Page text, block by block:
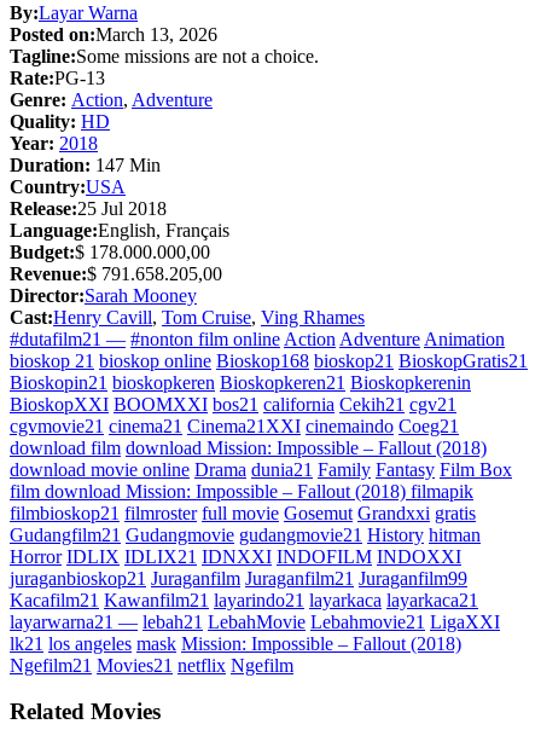
By:Layar Warna
Posted on:March 13, 2026
Tagline:Some missions are not a choice.
Rate:PG-13
Genre: Action, Adventure
Quality: HD
Year: 2018
Duration: 147 Min
Country:USA
Release:25 Jul 2018
Language:English, Français
Budget:$ 178.000.000,00
Revenue:$ 791.658.205,00
Director:Sarah Mooney
Cast:Henry Cavill, Tom Cruise, Ving Rhames
#dutafilm21 — #nonton film online Action Adventure Animation
bioskop 21 bioskop online Bioskop168 bioskop21 BioskopGratis21
Bioskopin21 bioskopkeren Bioskopkeren21 Bioskopkerenin
BioskopXXI BOOMXXI bos21 california Cekih21 cgv21
cgvmovie21 cinema21 Cinema21XXI cinemaindo Coeg21
download film download Mission: Impossible – Fallout (2018)
download movie online Drama dunia21 Family Fantasy Film Box
film download Mission: Impossible – Fallout (2018) filmapik
filmbioskop21 filmroster full movie Gosemut Grandxxi gratis
Gudangfilm21 Gudangmovie gudangmovie21 History hitman
Horror IDLIX IDLIX21 IDNXXI INDOFILM INDOXXI
juraganbioskop21 Juraganfilm Juraganfilm21 Juraganfilm99
Kacafilm21 Kawanfilm21 layarindo21 layarkaca layarkaca21
layarwarna21 — lebah21 LebahMovie Lebahmovie21 LigaXXI
lk21 los angeles mask Mission: Impossible – Fallout (2018)
Ngefilm21 Movies21 netflix Ngefilm
Related Movies